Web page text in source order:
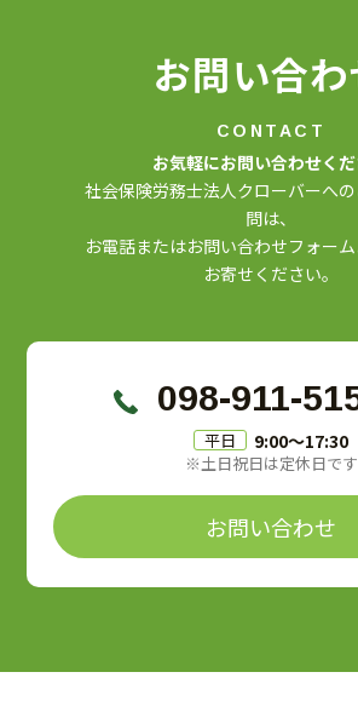
お問い合わ
CONTACT
お気軽にお問い合わせく
社会保険労務士法人クローバーへ
問は、
お電話またはお問い合わせフォー
お寄せください。
098-911-
平日 9:00〜17:30
※土日祝日は定休日です
お問い合わせ